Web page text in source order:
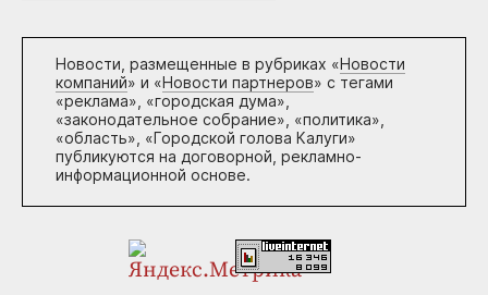
Новости, размещенные в рубриках «Новости
компаний» и «Новости партнеров» с тегами
«реклама», «городская дума»,
«законодательное собрание», «политика»,
«область», «Городской голова Калуги»
публикуются на договорной, рекламно-
информационной основе.